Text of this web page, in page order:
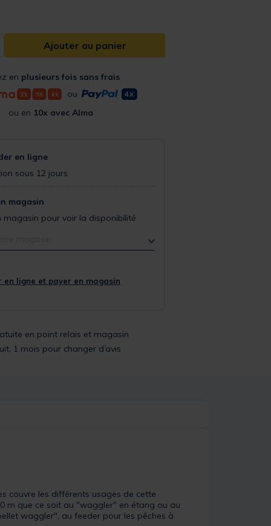
Ajouter au panier
en plusieurs fois sans frais
ou
ou en 10x avec Alma
en ligne
sous 12 jours
magasin
magasin pour voir la disponibilité
en ligne et payer en magasin
en point relais et magasin
1 mois pour changer d’avis
couvre les différents usages de cette
m que ce soit au "waggler" en étang ou au
waggler", au feeder pour les pêches à